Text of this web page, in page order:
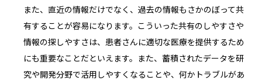
また、直近の情報だけでなく、過去の情報もさかのぼって共
有することが容易になります。こういった共有のしやすさや
情報の探しやすさは、患者さんに適切な医療を提供するため
にも重要なことだといえます。また、蓄積されたデータを研
究や開発分野で活用しやすくなることや、何かトラブルがあ